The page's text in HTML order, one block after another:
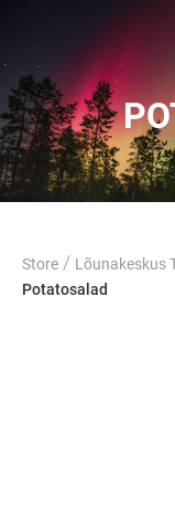
Store / Lõunakeskus
Potatosalad